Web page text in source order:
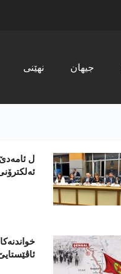
نھێنی جیھان
ل ئامەدێ
ئەلکترۆنی: 2 گومانبار